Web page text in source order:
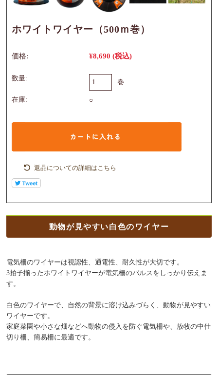
ホワイトワイヤー（500ｍ巻）
価格: ¥8,690 (税込)
数量:
巻
在庫: ○
返品についての詳細はこちら
動物が見やすい白色のワイヤー
電気柵のワイヤーは視認性、通電性、耐久性が大切です。
3拍子揃ったホワイトワイヤーが電気柵のパルスをしっかり伝えま
す。
白色のワイヤーで、自然の背景に溶け込みづらく、動物が見やすい
ワイヤーです。
家庭菜園や小さな畑などへ動物の侵入を防ぐ電気柵や、放牧の中仕
切り柵、簡易柵に最適です。